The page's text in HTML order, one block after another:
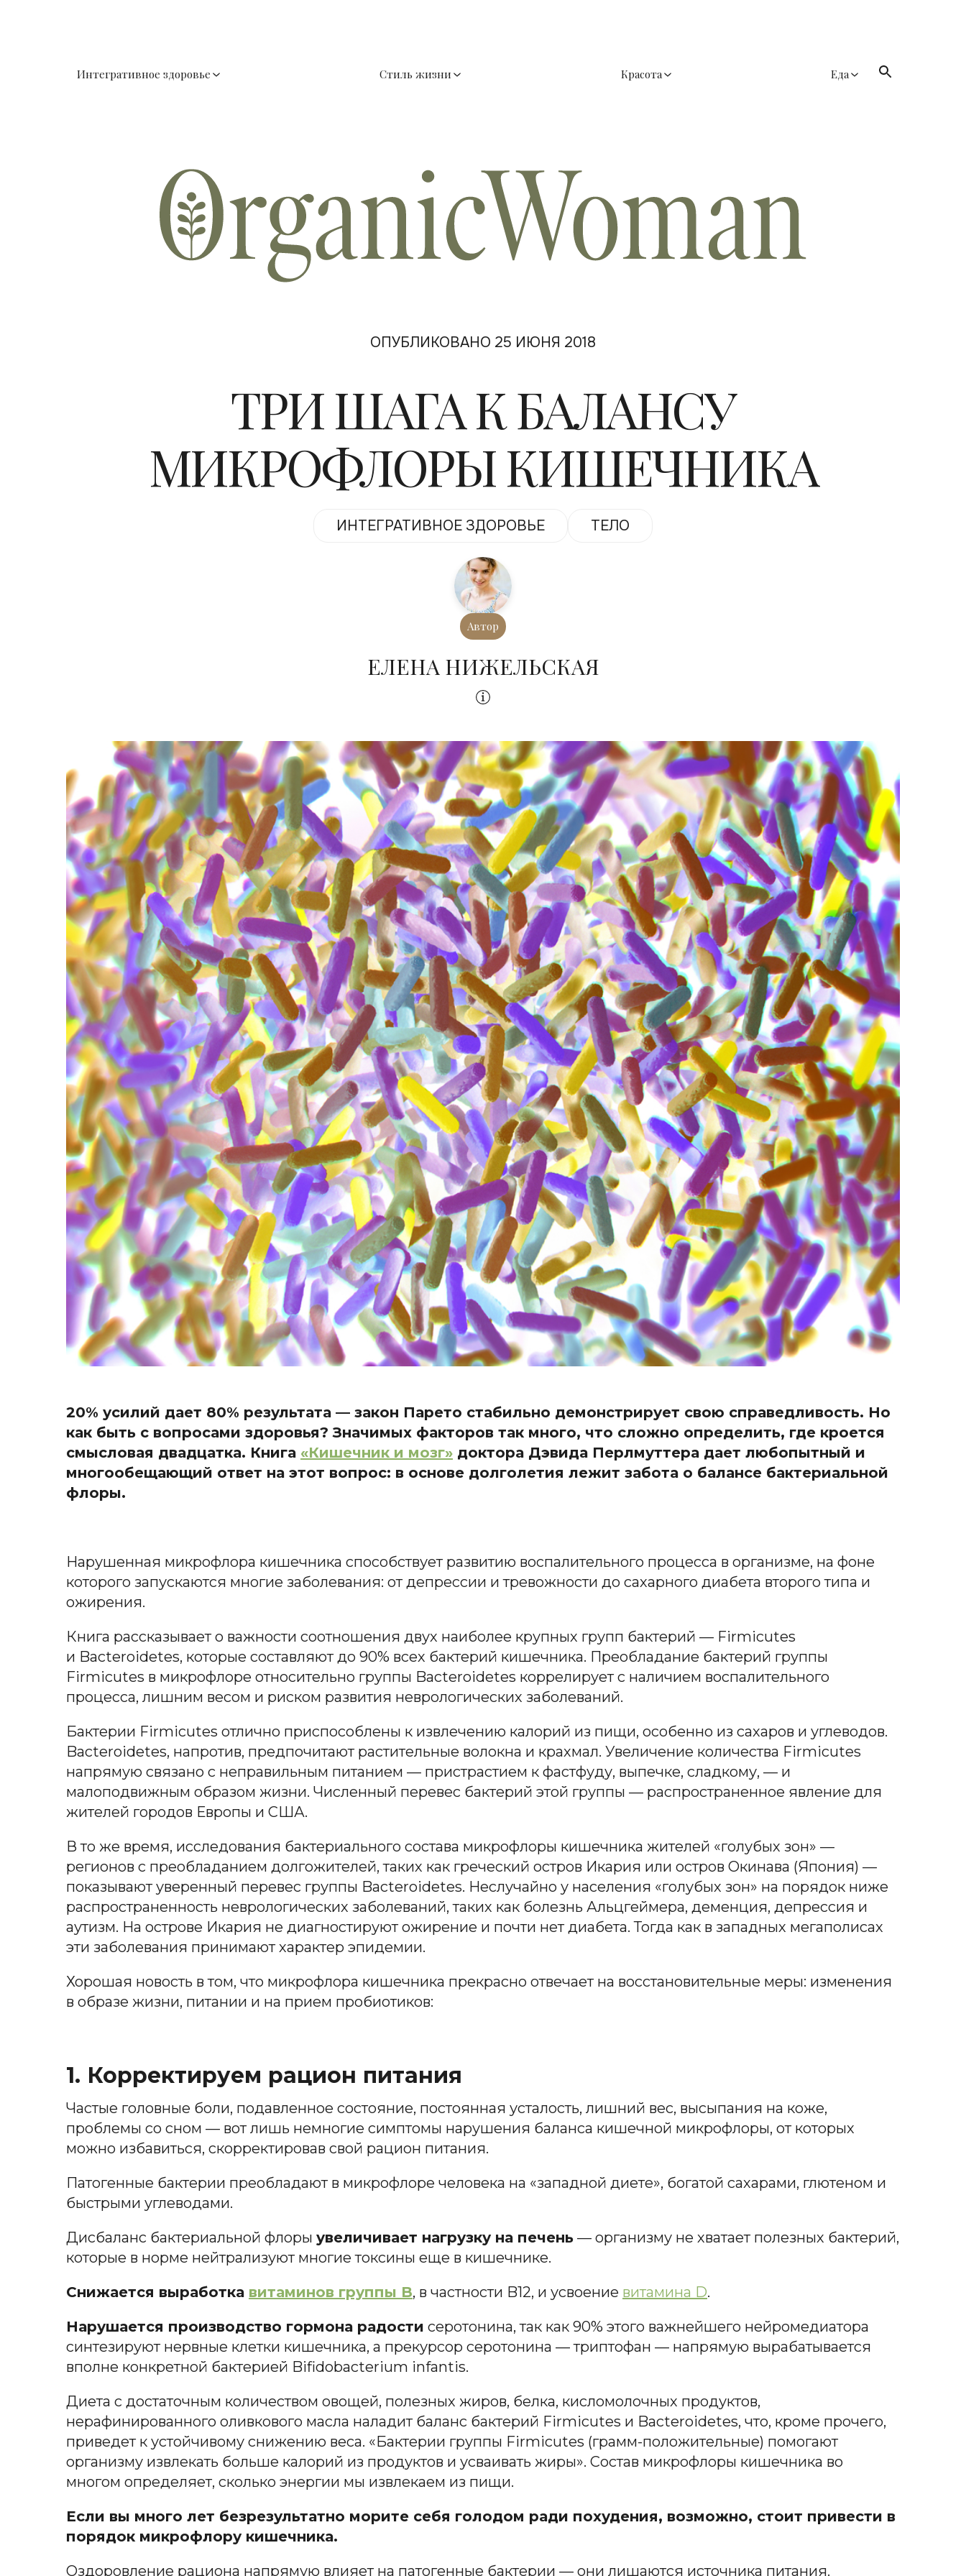
Интегративное здоровье Стиль жизни Красота Еда
ОПУБЛИКОВАНО 25 ИЮНЯ 2018
ТРИ ШАГА К БАЛАНСУ
МИКРОФЛОРЫ КИШЕЧНИКА
ИНТЕГРАТИВНОЕ ЗДОРОВЬЕ ТЕЛО
Автор
ЕЛЕНА НИЖЕЛЬСКАЯ
20% усилий дает 80% результата — закон Парето стабильно демонстрирует свою справедливость. Но
как быть с вопросами здоровья? Значимых факторов так много, что сложно определить, где кроется
смысловая двадцатка. Книга «Кишечник и мозг» доктора Дэвида Перлмуттера дает любопытный и
многообещающий ответ на этот вопрос: в основе долголетия лежит забота о балансе бактериальной
флоры.
Нарушенная микрофлора кишечника способствует развитию воспалительного процесса в организме, на фоне
которого запускаются многие заболевания: от депрессии и тревожности до сахарного диабета второго типа и
ожирения.
Книга рассказывает о важности соотношения двух наиболее крупных групп бактерий — Firmicutes
и Bacteroidetes, которые составляют до 90% всех бактерий кишечника. Преобладание бактерий группы
Firmicutes в микрофлоре относительно группы Bacteroidetes коррелирует с наличием воспалительного
процесса, лишним весом и риском развития неврологических заболеваний.
Бактерии Firmicutes отлично приспособлены к извлечению калорий из пищи, особенно из сахаров и углеводов.
Bacteroidetes, напротив, предпочитают растительные волокна и крахмал. Увеличение количества Firmicutes
напрямую связано с неправильным питанием — пристрастием к фастфуду, выпечке, сладкому, — и
малоподвижным образом жизни. Численный перевес бактерий этой группы — распространенное явление для
жителей городов Европы и США.
В то же время, исследования бактериального состава микрофлоры кишечника жителей «голубых зон» —
регионов с преобладанием долгожителей, таких как греческий остров Икария или остров Окинава (Япония) —
показывают уверенный перевес группы Bacteroidetes. Неслучайно у населения «голубых зон» на порядок ниже
распространенность неврологических заболеваний, таких как болезнь Альцгеймера, деменция, депрессия и
аутизм. На острове Икария не диагностируют ожирение и почти нет диабета. Тогда как в западных мегаполисах
эти заболевания принимают характер эпидемии.
Хорошая новость в том, что микрофлора кишечника прекрасно отвечает на восстановительные меры: изменения
в образе жизни, питании и на прием пробиотиков:
1. Корректируем рацион питания
Частые головные боли, подавленное состояние, постоянная усталость, лишний вес, высыпания на коже,
проблемы со сном — вот лишь немногие симптомы нарушения баланса кишечной микрофлоры, от которых
можно избавиться, скорректировав свой рацион питания.
Патогенные бактерии преобладают в микрофлоре человека на «западной диете», богатой сахарами, глютеном и
быстрыми углеводами.
Дисбаланс бактериальной флоры увеличивает нагрузку на печень — организму не хватает полезных бактерий,
которые в норме нейтрализуют многие токсины еще в кишечнике.
Снижается выработка витаминов группы B, в частности B12, и усвоение витамина D.
Нарушается производство гормона радости серотонина, так как 90% этого важнейшего нейромедиатора
синтезируют нервные клетки кишечника, а прекурсор серотонина — триптофан — напрямую вырабатывается
вполне конкретной бактерией Bifidobacterium infantis.
Диета с достаточным количеством овощей, полезных жиров, белка, кисломолочных продуктов,
нерафинированного оливкового масла наладит баланс бактерий Firmicutes и Bacteroidetes, что, кроме прочего,
приведет к устойчивому снижению веса. «Бактерии группы Firmicutes (грамм-положительные) помогают
организму извлекать больше калорий из продуктов и усваивать жиры». Состав микрофлоры кишечника во
многом определяет, сколько энергии мы извлекаем из пищи.
Если вы много лет безрезультатно морите себя голодом ради похудения, возможно, стоит привести в
порядок микрофлору кишечника.
Оздоровление рациона напрямую влияет на патогенные бактерии — они лишаются источника питания.